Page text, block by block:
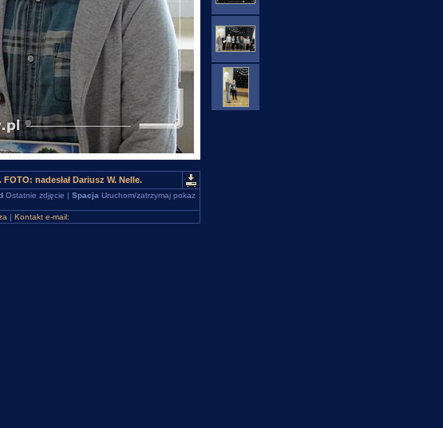
nadesłał Dariusz W. Nelle.
Ostatnie zdjęcie | Spacja Uruchom/zatrzymaj pokaz
| Kontakt e-mail: